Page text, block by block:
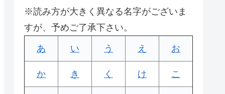
※読み方が大きく異なる名字がございま
すが、予めご了承下さい。
あ い う え お
か き く け こ